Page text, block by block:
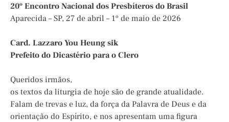
20º Encontro Nacional dos Presbíteros do Brasil
Aparecida – SP, 27 de abril – 1º de maio de 2026
Card. Lazzaro You Heung sik
Prefeito do Dicastério para o Clero
Queridos irmãos,
os textos da liturgia de hoje são de grande atualidade.
Falam de trevas e luz, da força da Palavra de Deus e da
orientação do Espírito, e nos apresentam uma figura